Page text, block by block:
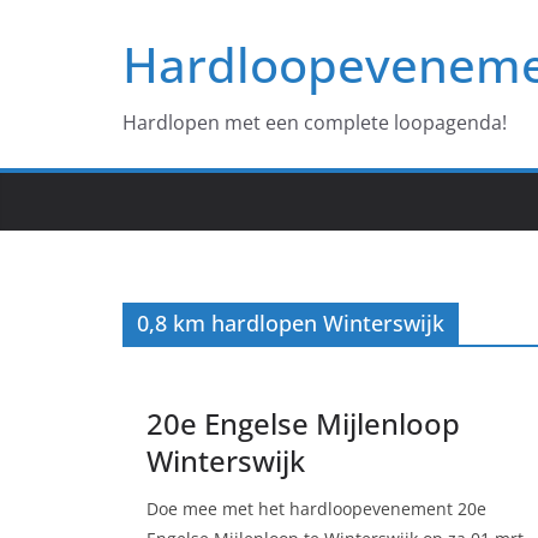
Hardlopen met een complete loopagenda!
0,8 km hardlopen Winterswijk
20e Engelse Mijlenloop
Winterswijk
Doe mee met het hardloopevenement 20e